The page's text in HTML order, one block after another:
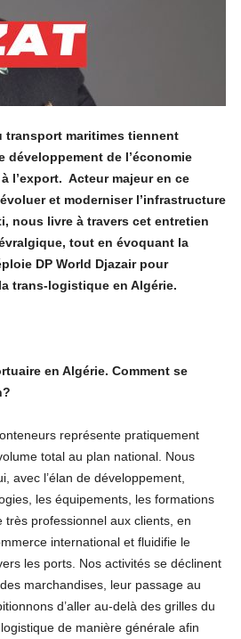
transport maritimes tiennent
de l’économie
l’export. Acteur majeur en ce
et moderniser l’infrastructure
nous livre à travers cet entretien
tout en évoquant la
DP World Djazair pour
trans-logistique en Algérie.
en Algérie. Comment se
représente pratiquement
total au plan national. Nous
avec l’élan de développement,
les équipements, les formations
professionnel aux clients, en
international et fluidifie le
les ports. Nos activités se déclinent
marchandises, leur passage au
d’aller au-delà des grilles du
de manière générale afin